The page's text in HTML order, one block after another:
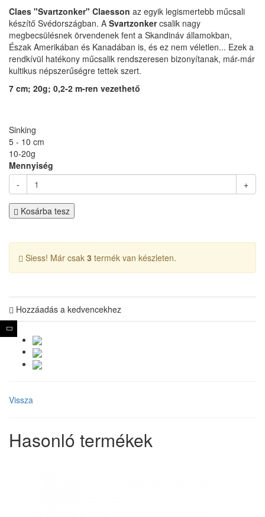
Claes "Svartzonker" Claesson az egyik legismertebb műcsali
készítő Svédországban. A Svartzonkercsalik nagy
megbecsülésnek örvendenek fent a Skandináv államokban,
Észak Amerikában és Kanadában is, és ez nem véletlen... Ezek a
rendkívül hatékony műcsalik rendszeresen bizonyítanak, már-már
kultikus népszerűségre tettek szert.
7 cm; 20g; 0,2-2 m-ren vezethető
Sinking
5 - 10 cm
10-20g
Mennyiség
-
+
Kosárba tesz
Siess! Már csak 3 termék van készleten.
Hozzáadás a kedvencekhez
Vissza
Hasonló termékek